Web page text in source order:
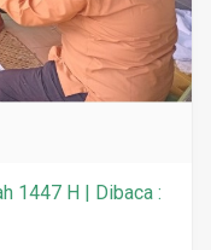
1447 H | Dibaca :